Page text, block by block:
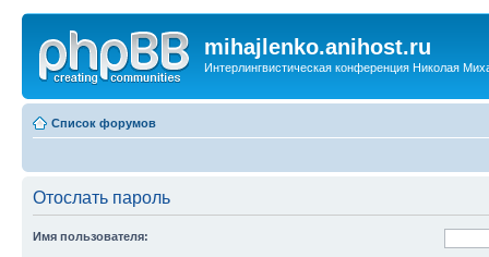
mihajlenko.anihost.ru
Интерлингвистическая конференция Николая
Список форумов
Отослать пароль
Имя пользователя: